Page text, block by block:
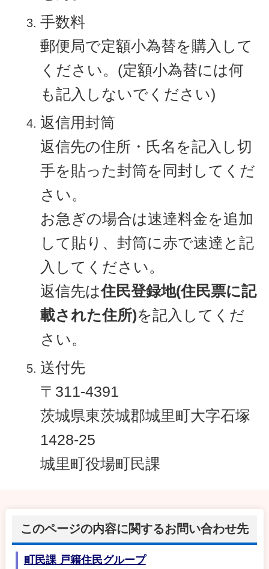
手数料
郵便局で定額小為替を購入して
ください。(定額小為替には何
も記入しないでください)
返信用封筒
返信先の住所・氏名を記入し切
手を貼った封筒を同封してくだ
さい。
お急ぎの場合は速達料金を追加
して貼り、封筒に赤で速達と記
入してください。
返信先は住民登録地(住民票に記
載された住所)を記入してくだ
さい。
送付先
〒311-4391
茨城県東茨城郡城里町大字石塚
1428-25
城里町役場町民課
このページの内容に関するお問い合わせ先
町民課 戸籍住民グループ